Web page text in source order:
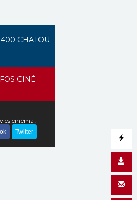
CINÉ
CHATOU
cinéma :
Twitter